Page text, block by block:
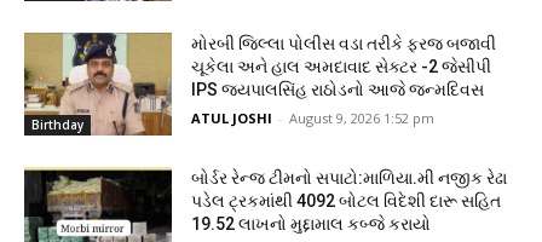
Birthday
મોરબી જિલ્લા પોલીસ વડા તરીકે ફરજ બજાવી
ચૂકેલા અને હાલ અમદાવાદ સેક્ટર -2 જેસીપી
IPS જયપાલસિંહ રાઠોડનો આજે જન્મદિવસ
ATUL JOSHI - August 9, 2026 1:52 pm
બોર્ડર રેન્જ ટીમનો સપાટો:માળિયા.મી નજીક રેઢા
પડેલ ટ્રકમાંથી 4092 બોટલ વિદેશી દારૂ સહિત
19.52 લાખનો મુદ્દામાલ કબ્જે કરાયો